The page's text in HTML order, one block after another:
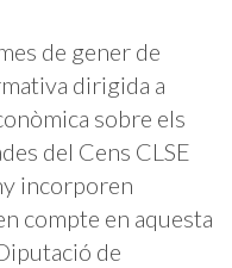
de gener de
dirigida a
sobre els
del Cens CLSE
incorporen
compte en aquesta
de